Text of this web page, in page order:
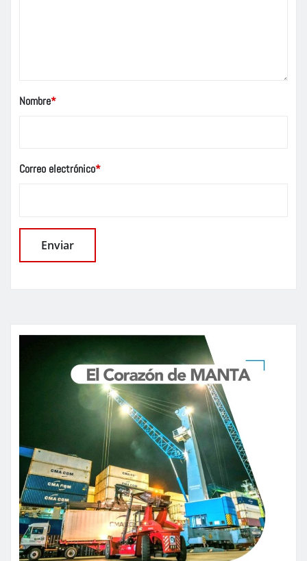
Nombre*
Correo electrónico*